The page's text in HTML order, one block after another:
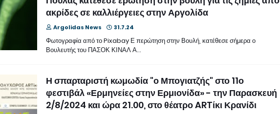
ακρίδες σε καλλιέργειες στην Αργολίδα
Argolidas News 31.7.24
Φωτογραφία από το Pixabay Ε περώτηση στην Βουλή, κατέθεσε σήμερα ο
Βουλευτής του ΠΑΣΟΚ ΚΙΝΑΛ Α…
Η σπαρταριστή κωμωδία "ο Μπογιατζής" στο 11ο
φεστιβάλ «Ερμηνείες στην Ερμιονίδα» - την Παρασκευή
2/8/2024 και ώρα 21.00, στο θέατρο ARTίκι Κρανίδι